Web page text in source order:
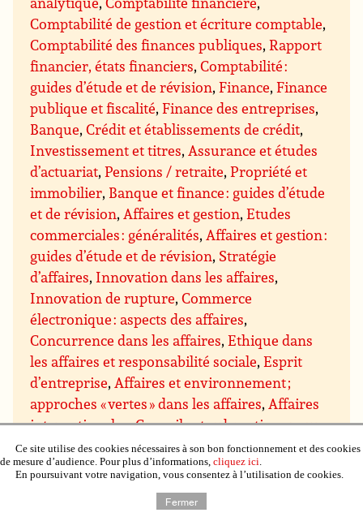
Comptabilité de gestion et écriture comptable,
Comptabilité des finances publiques,Rapport
financier, états financiers,Comptabilité :
guides d’étude et de révision,Finance,Finance
publique et fiscalité,Finance des entreprises,
Banque,Crédit et établissements de crédit,
Investissement et titres,Assurance et études
d’actuariat,Pensions / retraite,Propriété et
immobilier, Banque et finance : guides d’étude
et de révision,Affaires et gestion,Etudes
commerciales : généralités,Affaires et gestion :
guides d’étude et de révision, Stratégie
d’affaires, Innovation dans les affaires,
Innovation de rupture,Commerce
électronique : aspects des affaires,
Concurrence dans les affaires,Ethique dans
les affaires et responsabilité sociale,Esprit
d’entreprise,Affaires et environnement ;
approches « vertes » dans les affaires,Affaires
internationales,Conseils et subventions pour
les entreprises,Gestion et techniques de
gestion,Gestion : direction et motivation
Gestion des prises de décision
Gestion des projets,Assurance qualité
Ce site utilise des cookies nécessaires à son bon fonctionnement et des cookies
de mesure d’audience. Pour plus d’informations, cliquez ici.
En poursuivant votre navigation, vous consentez à l’utilisation de cookies.
Fermer